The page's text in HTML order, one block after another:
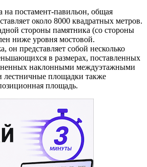
на постамент-павильон, общая
около 8000 квадратных метров.
стороны памятника (со стороны
ниже уровня мостовой.
он представляет собой несколько
в размерах, поставленных
наклонными междуэтажными
площадки также
площадь.